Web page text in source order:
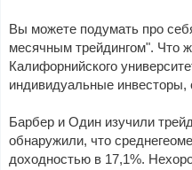
Вы можете подумать про
месячным трейдингом". Что
Калифорнийского
индивидуальные инвесторы,
Барбер и Один изучили
обнаружили, что
доходностью в 17,1%.